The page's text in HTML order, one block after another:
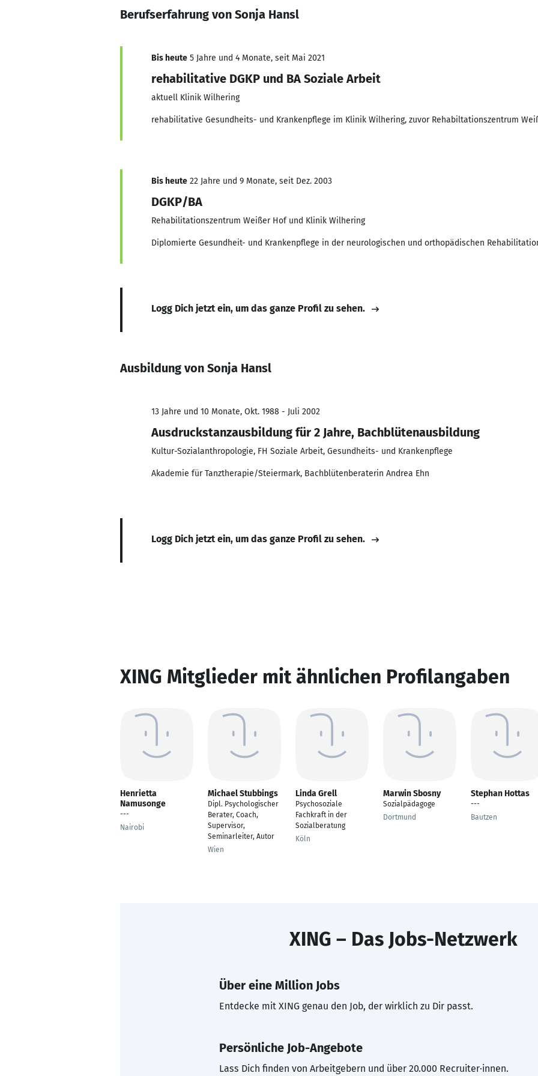
Berufserfahrung von Sonja Hansl
Bis heute 5 Jahre und 4 Monate, seit Mai 2021
rehabilitative DGKP und BA Soziale Arbeit
aktuell Klinik Wilhering
rehabilitative Gesundheits- und Krankenpflege im Klinik Wilhering, zuvor Rehabiltationszentrum
Bis heute 22 Jahre und 9 Monate, seit Dez. 2003
DGKP/BA
Rehabilitationszentrum Weißer Hof und Klinik Wilhering
Diplomierte Gesundheit- und Krankenpflege in der neurologischen und orthopädischen
Logg Dich jetzt ein, um das ganze Profil zu sehen.
Ausbildung von Sonja Hansl
13 Jahre und 10 Monate, Okt. 1988 - Juli 2002
Ausdruckstanzausbildung für 2 Jahre, Bachblütenausbildung
Kultur-Sozialanthropologie, FH Soziale Arbeit, Gesundheits- und Krankenpflege
Akademie für Tanztherapie/Steiermark, Bachblütenberaterin Andrea Ehn
Logg Dich jetzt ein, um das ganze Profil zu sehen.
XING Mitglieder mit ähnlichen Profilangaben
Henrietta
Namusonge
---
Nairobi
Michael Stubbings
Dipl. Psychologischer
Berater, Coach,
Supervisor,
Seminarleiter, Autor
Wien
Linda Grell
Psychosoziale
Fachkraft in der
Sozialberatung
Köln
Marwin Sbosny
Sozialpädagoge
Dortmund
Stephan Hottas
---
Bautzen
XING – Das Jobs-Netzwerk
Über eine Million Jobs
Entdecke mit XING genau den Job, der wirklich zu Dir passt.
Persönliche Job-Angebote
Lass Dich finden von Arbeitgebern und über 20.000 Recruiter·innen.